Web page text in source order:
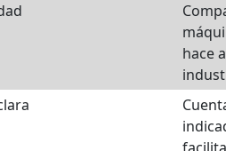
hace